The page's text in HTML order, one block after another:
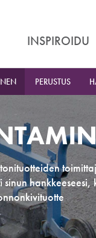
INSPIROIDU
PERUSTUS